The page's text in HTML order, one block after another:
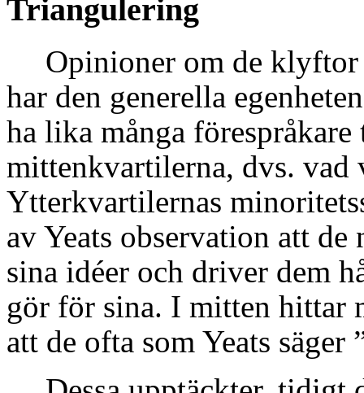
Triangulering
Opinioner om de
har den generella
ha lika många
mittenkvartilerna, dvs. vad
Ytterkvartilernas
av Yeats observation att
sina idéer och driver dem
gör för sina. I mitten hittar
att de ofta som Yeats